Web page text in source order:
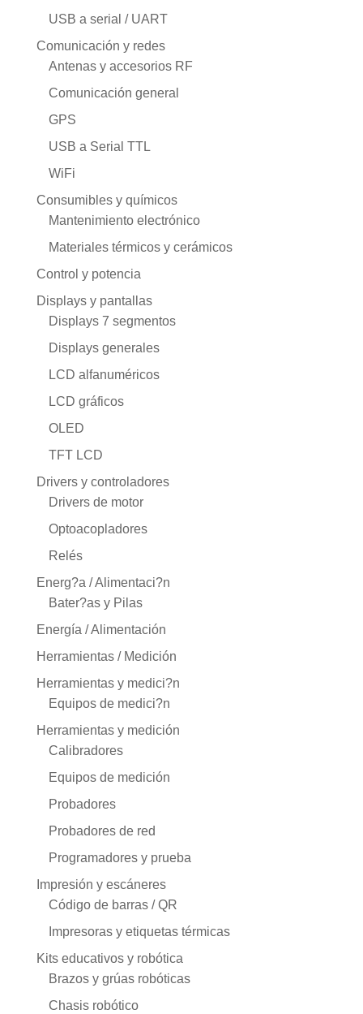
USB a serial / UART
Comunicación y redes
Antenas y accesorios RF
Comunicación general
GPS
USB a Serial TTL
WiFi
Consumibles y químicos
Mantenimiento electrónico
Materiales térmicos y cerámicos
Control y potencia
Displays y pantallas
Displays 7 segmentos
Displays generales
LCD alfanuméricos
LCD gráficos
OLED
TFT LCD
Drivers y controladores
Drivers de motor
Optoacopladores
Relés
Energ?a / Alimentaci?n
Bater?as y Pilas
Energía / Alimentación
Herramientas / Medición
Herramientas y medici?n
Equipos de medici?n
Herramientas y medición
Calibradores
Equipos de medición
Probadores
Probadores de red
Programadores y prueba
Impresión y escáneres
Código de barras / QR
Impresoras y etiquetas térmicas
Kits educativos y robótica
Brazos y grúas robóticas
Chasis robótico